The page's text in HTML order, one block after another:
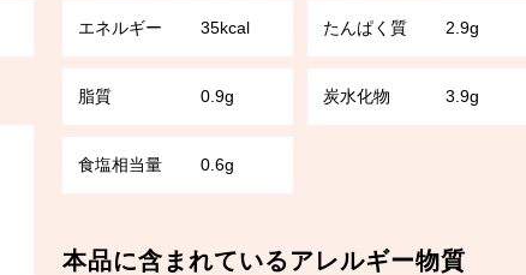
エネルギー 35kcal たんぱく質 2.9g
脂質 0.9g 炭水化物 3.9g
食塩相当量 0.6g
本品に含まれているアレルギー物質